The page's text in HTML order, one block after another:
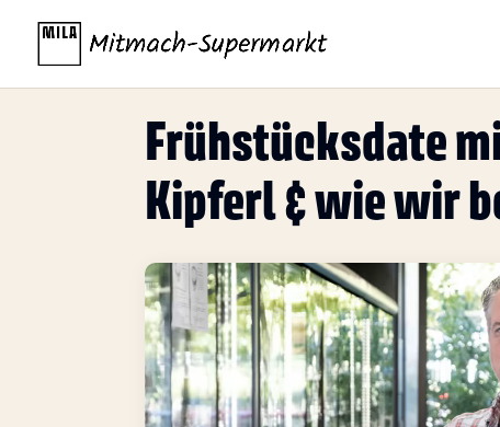
Frühstücksdate
Kipferl & wie wir